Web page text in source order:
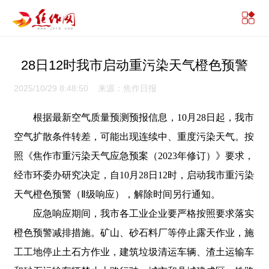
28日12时我市启动重污染天气橙色预警
2025/10/29 8:48:50 来源：焦作日报
根据最新空气质量预测预报信息，10月28日起，我市
空气扩散条件转差，可能出现连续中、重度污染天气。按
照《焦作市重污染天气应急预案（2023年修订）》要求，
经市环委办研究决定，自10月28日12时，启动我市重污染
天气橙色预警（Ⅱ级响应），解除时间另行通知。
应急响应期间，我市各工业企业要严格按照要求落实
橙色预警减排措施。矿山、砂石料厂等停止露天作业，施
工工地停止土石方作业，建筑垃圾清运车辆、渣土运输车